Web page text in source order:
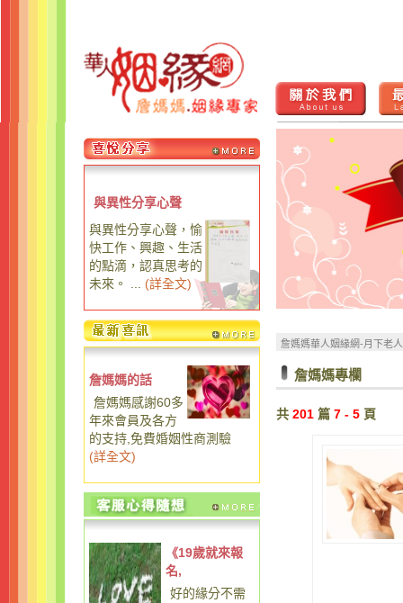
與異性分享心聲
與異性分享心聲，愉
快工作、興趣、生活
的點滴，認真思考的
未來。 ...
(詳全文)
詹媽媽的話
詹媽媽感謝60多
年來會員及各方
的支持,免費婚姻性商測驗
(詳全文)
《19歲就來報
名,
好的緣分不需
詹媽媽華人姻緣網-月下老
詹媽媽專欄
共 201 篇 7 - 5 頁